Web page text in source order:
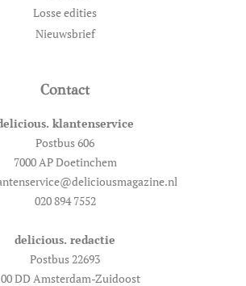
Losse edities
Nieuwsbrief
Contact
klantenservice
Postbus 606
7000 AP Doetinchem
020 894 7552
delicious. redactie
Postbus 22693
DD Amsterdam-Zuidoost